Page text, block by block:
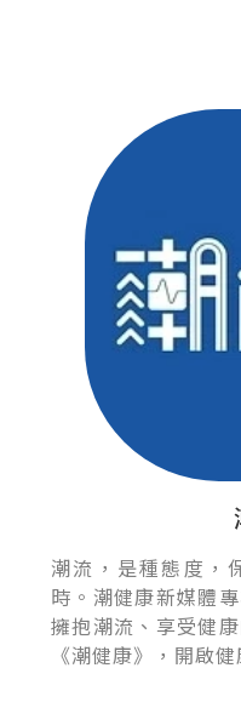
潮流，是種態度，
時。潮健康新媒體
擁抱潮流、享受健
《潮健康》，開啟